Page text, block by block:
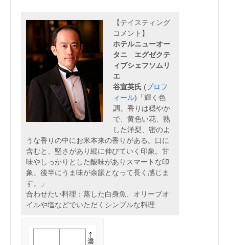
【テイスティング
コメント】
ホテルニューオー
タニ エグゼクテ
ィブシェフソムリ
エ
谷宣英氏 (プロフ
ィール)「輝く色
調。香りは穏やか
で、黄色い花、熟
した洋梨、密のよ
うな香りの中にお米本来の香りがある。口に
含むと、堅さがあり縦に伸びていく印象。甘
味やしっかりとした酸味がありスマートな印
象。後半にうま味が余韻となって長く感じま
す。」
合わせたい料理：蒸した白身魚、オリーブオ
イルや塩などでいただくシンプルな料理